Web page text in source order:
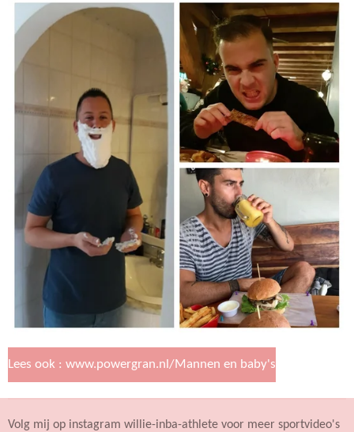
Lees ook : www.powergran.nl/Mannen en baby's
Volg mij op instagram willie-inba-athlete voor meer sportvideo's